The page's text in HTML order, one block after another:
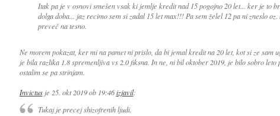
Itak pa je v osnovi smešen vsak ki jemlje kredit nad 15 pogojno 20 let... ker je to
dolga doba... jaz recimo sem si zadal 15 let max!!! Pa sem želel 12 pa ni zneslo
preveč na tesno.
Ne morem pokazat, ker mi na pamet ni prislo, da bi jemal kredit na 20 let, kot si ze sam
je bila razlika 1.8 spremenljiva vs 2.0 fiksna. In ne, ni bil oktober 2019, je bilo sobro leto
ostalim se pa strinjam.
Invictusje 25. okt 2019 ob 19:46 izjavil:
Tukaj je precej shizofrenih ljudi.